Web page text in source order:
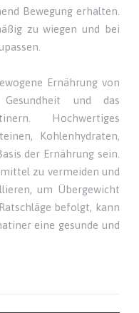
Bewegung erhalten.
zu wiegen und bei
Ernährung von
und das
Hochwertiges
Kohlenhydraten,
der Ernährung sein.
zu vermeiden und
um Übergewicht
befolgt, kann
eine gesunde und